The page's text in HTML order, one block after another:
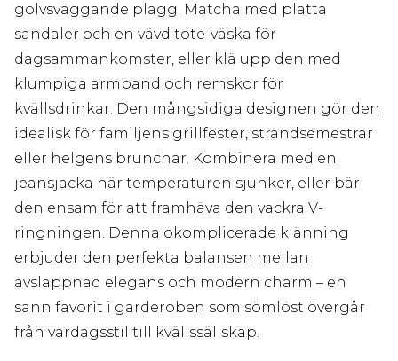
golvsväggande plagg. Matcha med platta
sandaler och en vävd tote-väska för
dagsammankomster, eller klä upp den med
klumpiga armband och remskor för
kvällsdrinkar. Den mångsidiga designen gör den
idealisk för familjens grillfester, strandsemestrar
eller helgens brunchar. Kombinera med en
jeansjacka när temperaturen sjunker, eller bär
den ensam för att framhäva den vackra V-
ringningen. Denna okomplicerade klänning
erbjuder den perfekta balansen mellan
avslappnad elegans och modern charm – en
sann favorit i garderoben som sömlöst övergår
från vardagsstil till kvällssällskap.